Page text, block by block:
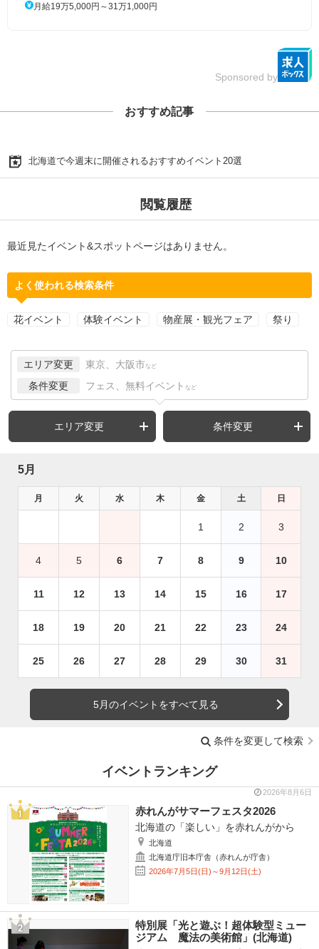
月給19万5,000円～31万1,000円
Sponsored by
おすすめ記事
北海道で今週末に開催されるおすすめイベント20選
閲覧履歴
最近見たイベント&スポットページはありません。
よく使われる検索条件
花イベント 体験イベント 物産展・観光フェア 祭り
エリア変更 東京、大阪市 など
条件変更 フェス、無料イベント など
エリア変更 条件変更
5月
月 火 水 木 金 土 日
1 2 3
4 5 6 7 8 9 10
11 12 13 14 15 16 17
18 19 20 21 22 23 24
25 26 27 28 29 30 31
5月のイベントをすべて見る
条件を変更して検索
イベントランキング
2026年8月6日
赤れんがサマーフェスタ2026
北海道の「楽しい」を赤れんがから
北海道
北海道庁旧本庁舎（赤れんが庁舎）
2026年7月5日(日)～9月12日(土)
特別展「光と遊ぶ！超体験型ミュー
ジアム 魔法の美術館」(北海道)